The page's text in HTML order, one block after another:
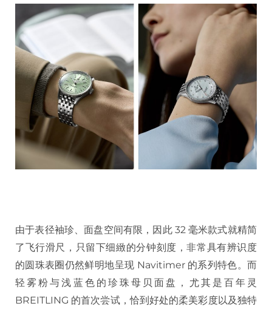
由于表径袖珍、面盘空间有限，因此 32 毫米款式就精简
了飞行滑尺，只留下细緻的分钟刻度，非常具有辨识度
的圆珠表圈仍然鲜明地呈现 Navitimer 的系列特色。而
轻雾粉与浅蓝色的珍珠母贝面盘，尤其是百年灵
BREITLING 的首次尝试，恰到好处的柔美彩度以及独特